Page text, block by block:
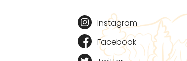
Instagram
Facebook